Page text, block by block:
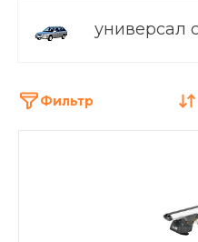
универсал
Фильтр